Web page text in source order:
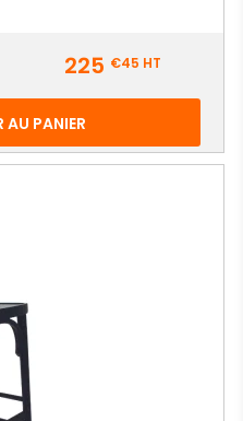
225 €45 HT
AU PANIER